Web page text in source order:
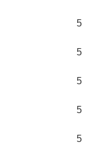
5
5
5
5
5